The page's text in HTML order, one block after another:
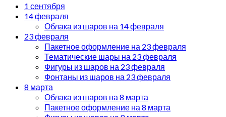
1 сентября
14 февраля
Облака из шаров на 14 февраля
23 февраля
Пакетное оформление на 23 февраля
Тематические шары на 23 февраля
Фигуры из шаров на 23 февраля
Фонтаны из шаров на 23 февраля
8 марта
Облака из шаров на 8 марта
Пакетное оформление на 8 марта